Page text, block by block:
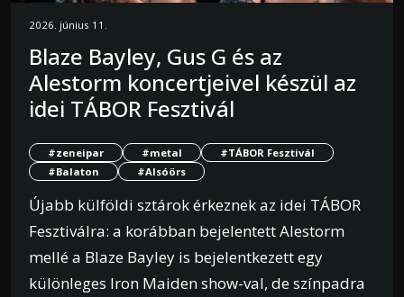
2026. június 11.
Blaze Bayley, Gus G és az
Alestorm koncertjeivel készül az
idei TÁBOR Fesztivál
#zeneipar #metal
#TÁBOR Fesztivál
#Balaton
#Alsóörs
Újabb külföldi sztárok érkeznek az idei TÁBOR
Fesztiválra: a korábban bejelentett Alestorm
mellé a Blaze Bayley is bejelentkezett egy
különleges Iron Maiden show-val, de színpadra